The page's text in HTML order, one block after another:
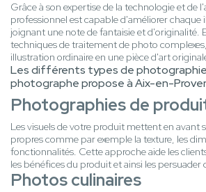
Grâce à son expertise de la technologie et de
professionnel est capable d'améliorer chaque
joignant une note de fantaisie et d'originalité.
techniques de traitement de photo
illustration ordinaire en une pièce d'art
Les différents types de
photographe propose à Aix-en-
Photographies de
Les visuels de votre produit mettent en avant
propres comme par exemple la texture, les
fonctionnalités. Cette approche aide les
les bénéfices du produit et ainsi les persuader
Photos culinaires